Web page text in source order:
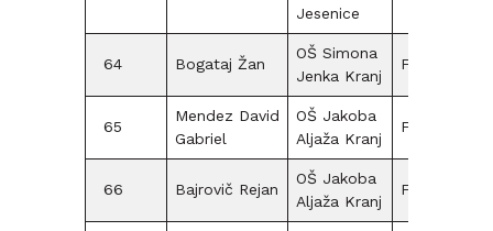
Jesenice
64 Bogataj Žan
OŠ Simona
Jenka Kranj
F09
65
Mendez David
Gabriel
OŠ Jakoba
Aljaža Kranj
F12
66 Bajrovič Rejan
OŠ Jakoba
Aljaža Kranj
F12